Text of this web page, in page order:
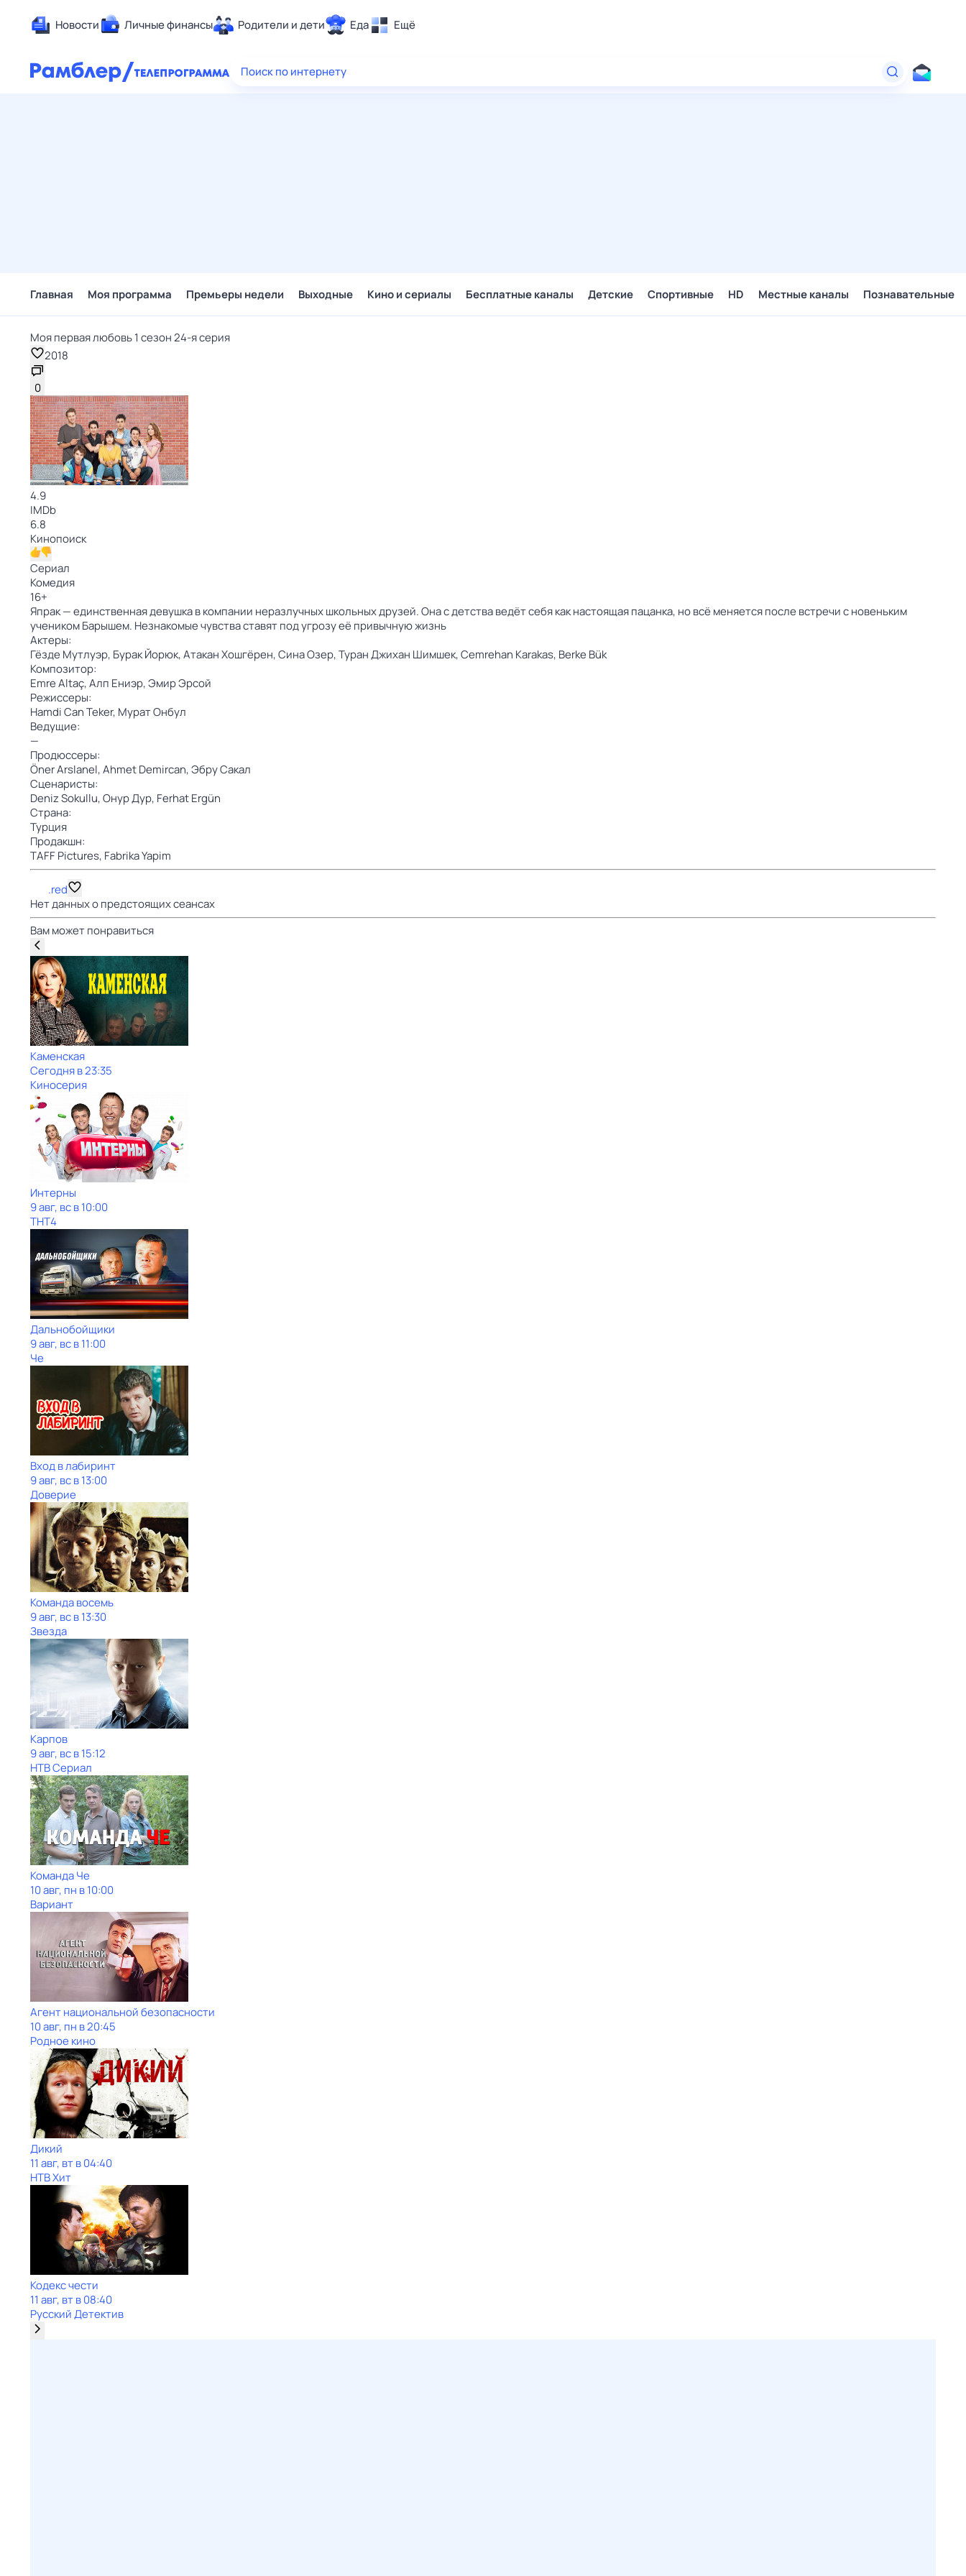
Новости Личные финансы Родители и дети Еда Ещё
Здоровье
Поиск по интернету
Главная Моя программа Премьеры недели Выходные Кино и сериалы Бесплатные каналы Детские Спортивные HD Местные каналы Познавательные
Моя первая любовь 1 сезон 24-я серия
2018
0
4.9
IMDb
6.8
Кинопоиск
Сериал
Комедия
16+
Япрак — единственная девушка в компании неразлучных школьных друзей. Она с детства ведёт себя как настоящая пацанка, но всё меняется после встречи с новеньким
учеником Барышем. Незнакомые чувства ставят под угрозу её привычную жизнь
Актеры:
Гёзде Мутлуэр, Бурак Йорюк,Атакан Хошгёрен,Сина Озер,Туран Джихан Шимшек,Cemrehan Karakas, Berke Bük
Композитор:
Emre Altaç,Алп Ениэр,Эмир Эрсой
Режиссеры:
Hamdi Can Teker, Мурат Онбул
Ведущие:
—
Продюссеры:
Öner Arslanel,Ahmet Demircan,Эбру Сакал
Сценаристы:
Deniz Sokullu,Онур Дур, Ferhat Ergün
Страна:
Турция
Продакшн:
TAFF Pictures, Fabrika Yapim
.red
Нет данных о предстоящих сеансах
Вам может понравиться
Каменская
Сегодня в 23:35
Киносерия
Интерны
9 авг, вс в 10:00
ТНТ4
Дальнобойщики
9 авг, вс в 11:00
Че
Вход в лабиринт
9 авг, вс в 13:00
Доверие
Команда восемь
9 авг, вс в 13:30
Звезда
Карпов
9 авг, вс в 15:12
НТВ Сериал
Команда Че
10 авг, пн в 10:00
Вариант
Агент национальной безопасности
10 авг, пн в 20:45
Родное кино
Дикий
11 авг, вт в 04:40
НТВ Хит
Кодекс чести
11 авг, вт в 08:40
Русский Детектив